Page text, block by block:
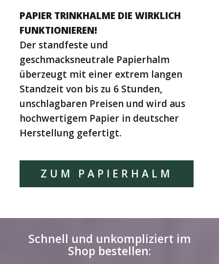
PAPIER TRINKHALME DIE WIRKLICH
FUNKTIONIEREN!
Der standfeste und
geschmacksneutrale Papierhalm
überzeugt mit einer extrem langen
Standzeit von bis zu 6 Stunden,
unschlagbaren Preisen und wird aus
hochwertigem Papier in deutscher
Herstellung gefertigt.
ZUM PAPIERHALM
Schnell und unkompliziert im
Shop bestellen: